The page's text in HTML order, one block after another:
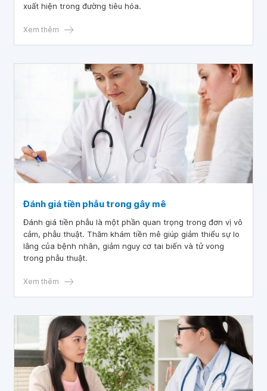
xuất hiện trong đường tiêu hóa.
Xem thêm
Đánh giá tiền phẫu trong gây mê
Đánh giá tiền phẫu là một phần quan trọng trong đơn vị vô
cảm, phẫu thuật. Thăm khám tiền mê giúp giảm thiểu sự lo
lắng của bệnh nhân, giảm nguy cơ tai biến và tử vong
trong phẫu thuật.
Xem thêm